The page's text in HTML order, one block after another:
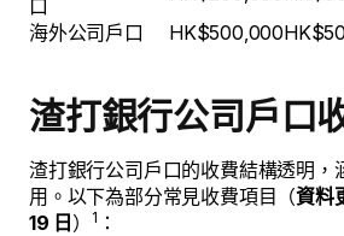
口
海外公司戶口
HK$500,000
渣打銀行公司戶口
渣打銀行公司戶口的收費結構透明，
用。以下為部分常見收費項目（資料
19 日 ） 1 ：